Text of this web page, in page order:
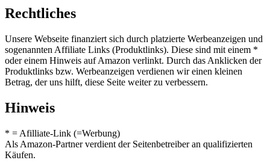
Rechtliches
Unsere Webseite finanziert sich durch platzierte Werbeanzeigen und
sogenannten Affiliate Links (Produktlinks). Diese sind mit einem *
oder einem Hinweis auf Amazon verlinkt. Durch das Anklicken der
Produktlinks bzw. Werbeanzeigen verdienen wir einen kleinen
Betrag, der uns hilft, diese Seite weiter zu verbessern.
Hinweis
* = Afilliate-Link (=Werbung)
Als Amazon-Partner verdient der Seitenbetreiber an qualifizierten
Käufen.